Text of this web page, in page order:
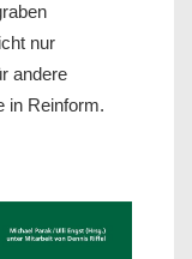
nur
andere
in Reinform.